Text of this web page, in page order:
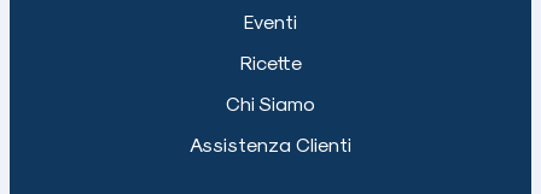
Eventi
Ricette
Chi Siamo
Assistenza Clienti